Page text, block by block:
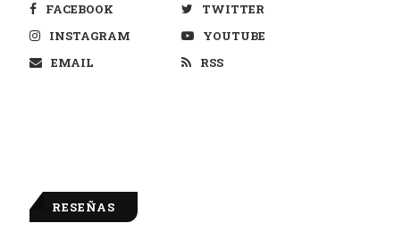
FACEBOOK
TWITTER
INSTAGRAM
YOUTUBE
EMAIL
RSS
RESEÑAS